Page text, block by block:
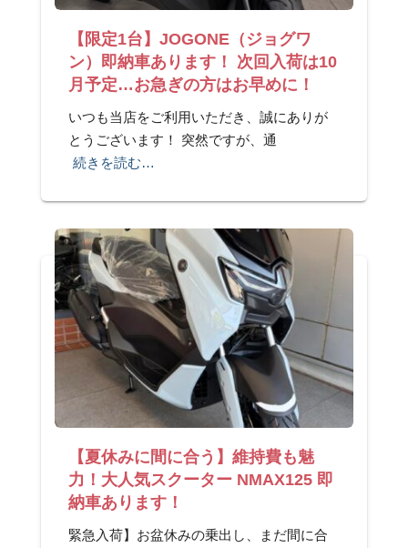
【限定1台】JOGONE（ジョグワ
ン）即納車あります！ 次回入荷は10
月予定…お急ぎの方はお早めに！
いつも当店をご利用いただき、誠にありが
とうございます！ 突然ですが、通
続きを読む…
【夏休みに間に合う】維持費も魅
力！大人気スクーター NMAX125 即
納車あります！
緊急入荷】お盆休みの乗出し、まだ間に合